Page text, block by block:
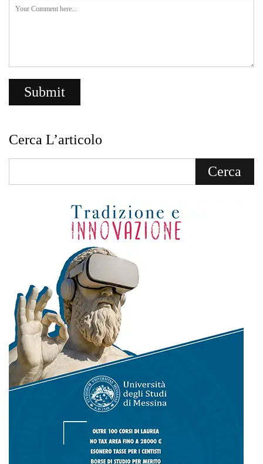
Cerca L’articolo